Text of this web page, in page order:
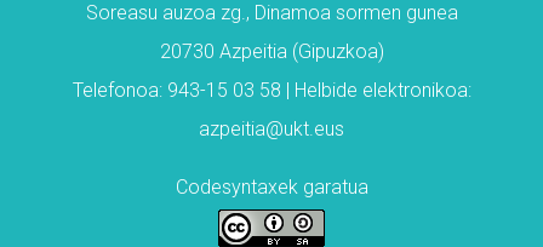
Soreasu auzoa zg., Dinamoa sormen gunea
20730 Azpeitia (Gipuzkoa)
Telefonoa: 943-15 03 58 | Helbide elektronikoa:
azpeitia@ukt.eus
Codesyntaxek garatua